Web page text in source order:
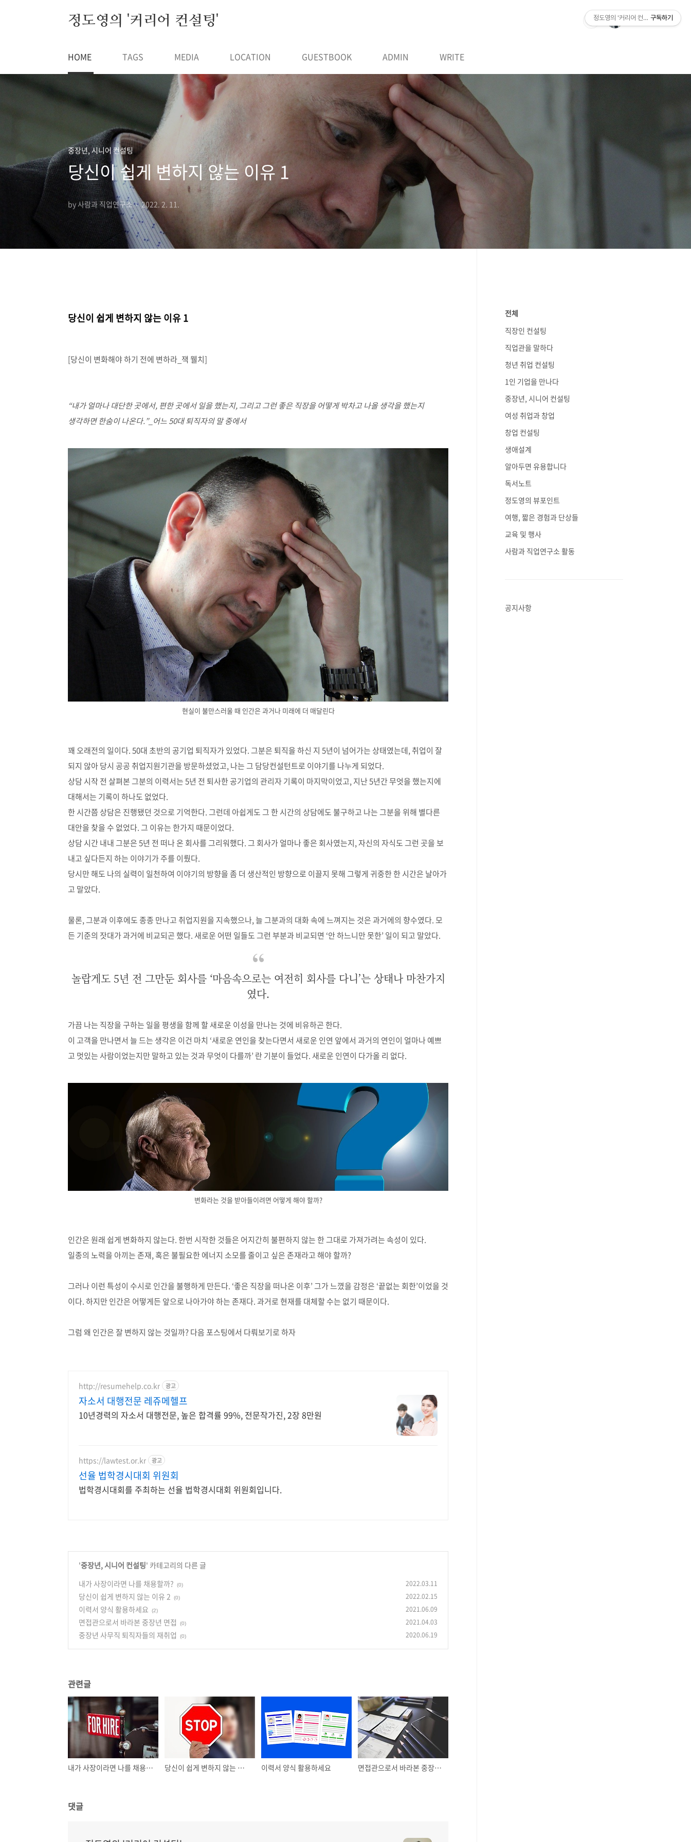
정도영의 '커리어 컨설팅'
HOME TAGS MEDIA LOCATION GUESTBOOK ADMIN WRITE
중장년, 시니어 컨설팅
당신이 쉽게 변하지 않는 이유 1
by 사람과 직업연구소 2022. 2. 11.
당신이 쉽게 변하지 않는 이유1
[당신이 변화해야 하기 전에 변하라 잭 웰치]
“내가 얼마나 대단한 곳에서, 편한 곳에서 일을 했는지,그리고 그런 좋은 직장을 어떻게 박차고 나올 생각을 했는지
생각하면 한숨이 나온다.”_ 어느50대 퇴직자의 말 중에서
현실이 불만스러울 때 인간은 과거나 미래에 더 매달린다
꽤 오래전의 일이다. 50대 초반의 공기업 퇴직자가 있었다. 그분은 퇴직을 하신 지 5년이 넘어가는 상태였는데, 취업이 잘
되지 않아 당시 공공 취업지원기관을 방문하셨었고, 나는 그 담당컨설턴트로 이야기를 나누게 되었다.
상담 시작 전 살펴본 그분의 이력서는5년 전 퇴사한 공기업의 관리자 기록이 마지막이었고, 지난5년간 무엇을 했는지에
대해서는 기록이 하나도 없었다.
한 시간쯤 상담은 진행됐던 것으로 기억한다. 그런데 아쉽게도 그 한 시간의 상담에도 불구하고 나는 그분을 위해 별다른
대안을 찾을 수 없었다. 그 이유는 한가지 때문이었다.
상담 시간 내내 그분은5년 전 떠나 온 회사를 그리워했다. 그 회사가 얼마나 좋은 회사였는지, 자신의 자식도 그런 곳을 보
내고 싶다든지 하는 이야기가 주를 이뤘다.
당시만 해도 나의 실력이 일천하여 이야기의 방향을 좀 더 생산적인 방향으로 이끌지 못해 그렇게 귀중한 한 시간은 날아가
고 말았다.
물론, 그분과 이후에도 종종 만나고 취업지원을 지속했으나,늘 그분과의 대화 속에 느껴지는 것은 과거에의 향수였다.모
든 기준의 잣대가 과거에 비교되곤 했다. 새로운 어떤 일들도 그런 부분과 비교되면 ‘안 하느니만 못한’일이 되고 말았다.
놀랍게도 5년 전 그만둔 회사를 ‘마음속으로는 여전히 회사를 다니’는 상태나 마찬가지
였다.
가끔 나는 직장을 구하는 일을 평생을 함께 할 새로운 이성을 만나는 것에 비유하곤 한다.
이 고객을 만나면서 늘 드는 생각은 이건 마치 ‘새로운 연인을 찾는다면서 새로운 인연 앞에서 과거의 연인이 얼마나 예쁘
고 멋있는 사람이었는지만 말하고 있는 것과 무엇이 다를까’란 기분이 들었다. 새로운 인연이 다가올 리 없다.
변화라는 것을 받아들이려면 어떻게 해야 할까?
인간은 원래 쉽게 변화하지 않는다.한번 시작한 것들은 어지간히 불편하지 않는 한 그대로 가져가려는 속성이 있다.
일종의 노력을 아끼는 존재, 혹은 불필요한 에너지 소모를 줄이고 싶은 존재라고 해야 할까?
그러나 이런 특성이 수시로 인간을 불행하게 만든다. ‘좋은 직장을 떠나온 이후’그가 느꼈을 감정은 ‘끝없는 회한’이었을 것
이다.하지만 인간은 어떻게든 앞으로 나아가야 하는 존재다.과거로 현재를 대체할 수는 없기 때문이다.
그럼 왜 인간은 잘 변하지 않는 것일까?다음 포스팅에서 다뤄보기로 하자
http://resumehelp.co.kr 광고
자소서 대행전문 레쥬메헬프
10년경력의 자소서 대행전문, 높은 합격률 99%, 전문작가진, 2장 8만원
https://lawtest.or.kr 광고
선율 법학경시대회 위원회
법학경시대회를 주최하는 선율 법학경시대회 위원회입니다.
'중장년, 시니어 컨설팅' 카테고리의 다른 글
내가 사장이라면 나를 채용할까?
(0) 2022.03.11
당신이 쉽게 변하지 않는 이유 2 (0) 2022.02.15
이력서 양식 활용하세요 (2) 2021.06.09
면접관으로서 바라본 중장년 면접 (0) 2021.04.03
중장년 사무직 퇴직자들의 재취업 (0) 2020.06.19
관련글
내가 사장이라면 나를 채용할까? 당신이 쉽게 변하지 않는 이유 2 이력서 양식 활용하세요 면접관으로서 바라본 중장년 면접
댓글
전체
직장인 컨설팅
직업관을 말하다
청년 취업 컨설팅
1인 기업을 만나다
중장년, 시니어 컨설팅
여성 취업과 창업
창업 컨설팅
생애설계
알아두면 유용합니다
독서노트
정도영의 뷰포인트
여행, 짧은 경험과 단상들
교육 및 행사
사람과 직업연구소 활동
공지사항
정도영의 '커리어 컨설팅'구독하기